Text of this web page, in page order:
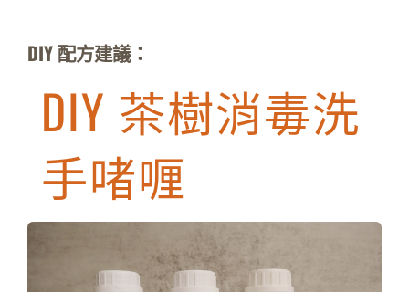
DIY 配方建議：
DIY 茶樹消毒洗
手啫喱